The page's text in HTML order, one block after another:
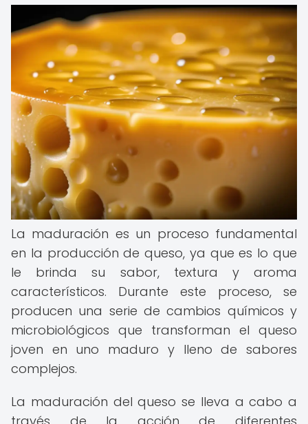
La maduración es un proceso fundamental
en la producción de queso, ya que es lo que
le brinda su sabor, textura y aroma
característicos. Durante este proceso, se
producen una serie de cambios químicos y
microbiológicos que transforman el queso
joven en uno maduro y lleno de sabores
complejos.
La maduración del queso se lleva a cabo a